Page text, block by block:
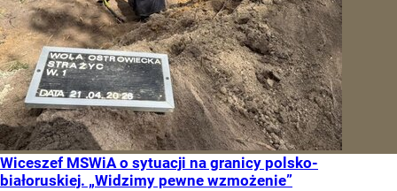
Wiceszef MSWiA o sytuacji na granicy polsko-
białoruskiej. „Widzimy pewne wzmożenie”